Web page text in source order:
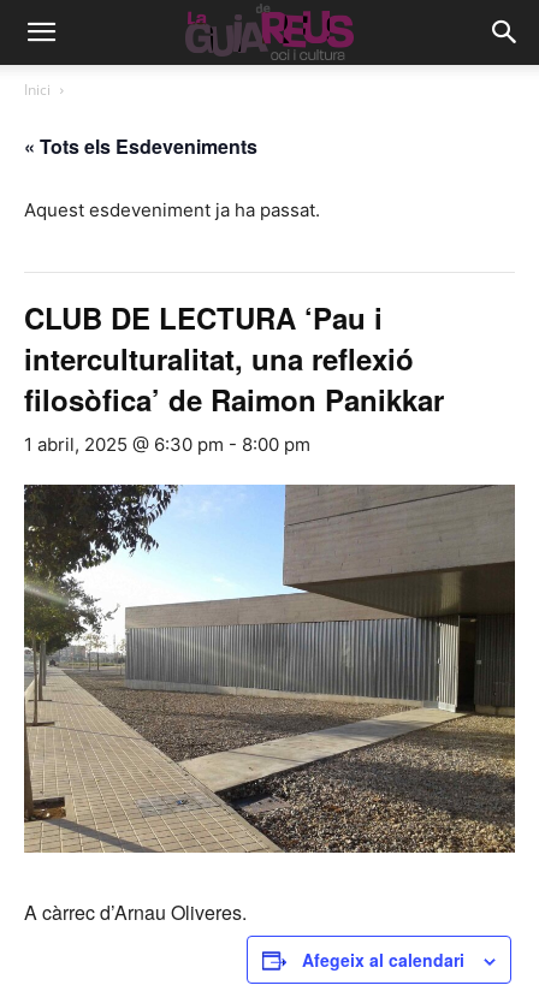
Inici
« Tots els Esdeveniments
Aquest esdeveniment ja ha passat.
CLUB DE LECTURA ‘Pau i
interculturalitat, una reflexió
filosòfica’ de Raimon Panikkar
1 abril, 2025 @ 6:30 pm - 8:00 pm
A càrrec d’Arnau Oliveres.
Afegeix al calendari